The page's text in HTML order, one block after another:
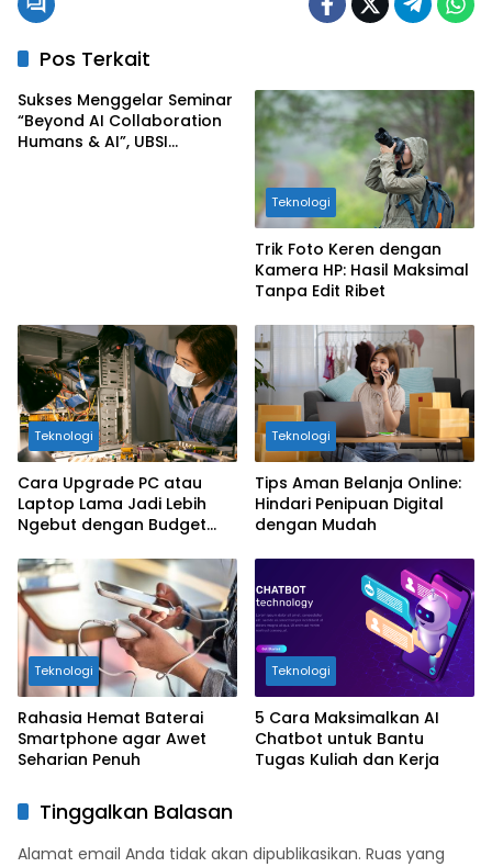
Pos Terkait
Sukses Menggelar Seminar
“Beyond AI Collaboration
Humans & AI”, UBSI
Teknologi
Trik Foto Keren dengan
Kamera HP: Hasil Maksimal
Tanpa Edit Ribet
Teknologi
Cara Upgrade PC atau
Laptop Lama Jadi Lebih
Ngebut dengan Budget
Teknologi
Tips Aman Belanja Online:
Hindari Penipuan Digital
dengan Mudah
Teknologi
Rahasia Hemat Baterai
Smartphone agar Awet
Seharian Penuh
Teknologi
5 Cara Maksimalkan AI
Chatbot untuk Bantu
Tugas Kuliah dan Kerja
Tinggalkan Balasan
Alamat email Anda tidak akan dipublikasikan. Ruas yang